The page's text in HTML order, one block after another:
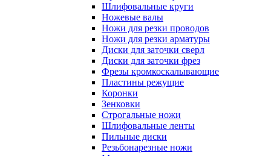
Шлифовальные круги
Ножевые валы
Ножи для резки проводов
Ножи для резки арматуры
Диски для заточки сверл
Диски для заточки фрез
Фрезы кромкоскалывающие
Пластины режущие
Коронки
Зенковки
Строгальные ножи
Шлифовальные ленты
Пильные диски
Резьбонарезные ножи